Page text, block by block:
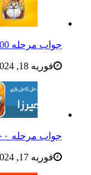
جواب مرحله 800 تا 1000 امیرزا ، پاسخ مرحله 800 آمیرزا
فوریه 18, 2024
جواب مرحله ۳۰۰ آمیرزا ، پاسخ مرحله سیصد بازی امیرزا
فوریه 17, 2024